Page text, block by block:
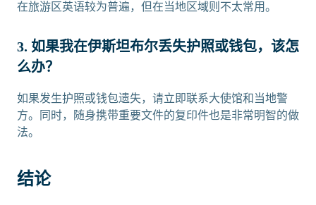
在旅游区英语较为普遍，但在当地区域则不太常用。
3. 如果我在伊斯坦布尔丢失护照或钱包，该怎
么办？
如果发生护照或钱包遗失，请立即联系大使馆和当地警
方。同时，随身携带重要文件的复印件也是非常明智的做
法。
结论